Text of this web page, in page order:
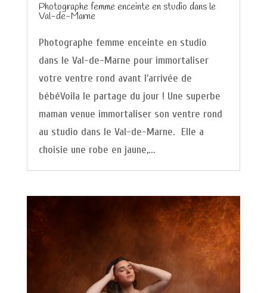
Photographe femme enceinte en studio dans le
Val-de-Marne
Photographe femme enceinte en studio
dans le Val-de-Marne pour immortaliser
votre ventre rond avant l'arrivée de
bébéVoila le partage du jour ! Une superbe
maman venue immortaliser son ventre rond
au studio dans le Val-de-Marne. Elle a
choisie une robe en jaune,...